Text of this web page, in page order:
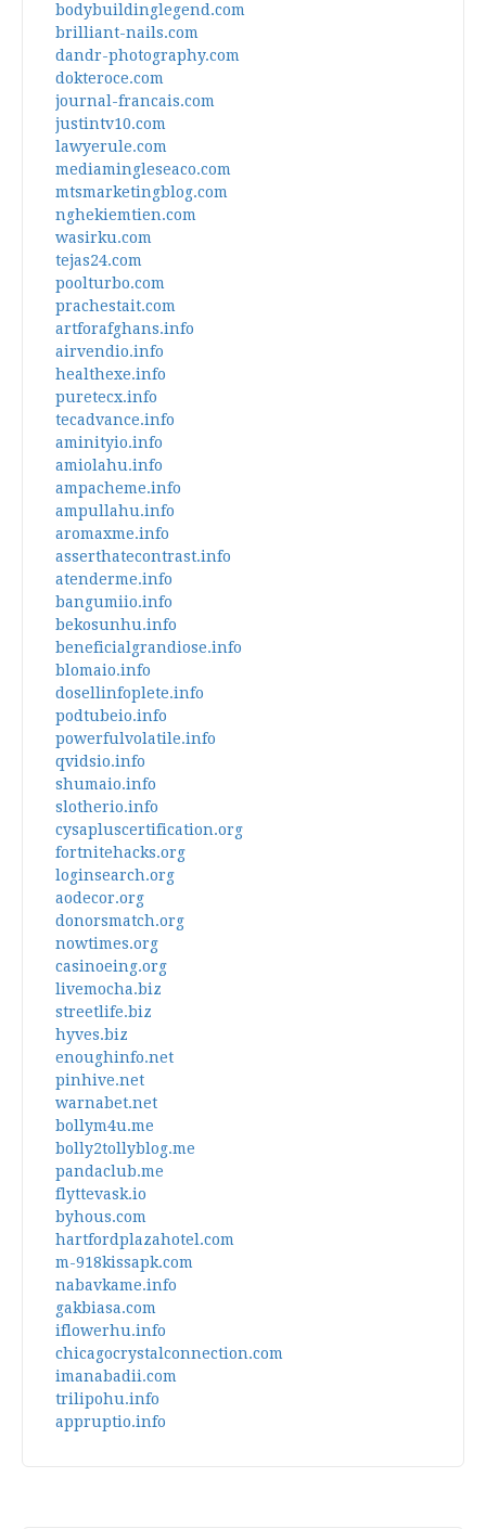
bodybuildinglegend.com
brilliant-nails.com
dandr-photography.com
dokteroce.com
journal-francais.com
justintv10.com
lawyerule.com
mediamingleseaco.com
mtsmarketingblog.com
nghekiemtien.com
wasirku.com
tejas24.com
poolturbo.com
prachestait.com
artforafghans.info
airvendio.info
healthexe.info
puretecx.info
tecadvance.info
aminityio.info
amiolahu.info
ampacheme.info
ampullahu.info
aromaxme.info
asserthatecontrast.info
atenderme.info
bangumiio.info
bekosunhu.info
beneficialgrandiose.info
blomaio.info
dosellinfoplete.info
podtubeio.info
powerfulvolatile.info
qvidsio.info
shumaio.info
slotherio.info
cysapluscertification.org
fortnitehacks.org
loginsearch.org
aodecor.org
donorsmatch.org
nowtimes.org
casinoeing.org
livemocha.biz
streetlife.biz
hyves.biz
enoughinfo.net
pinhive.net
warnabet.net
bollym4u.me
bolly2tollyblog.me
pandaclub.me
flyttevask.io
byhous.com
hartfordplazahotel.com
m-918kissapk.com
nabavkame.info
gakbiasa.com
iflowerhu.info
chicagocrystalconnection.com
imanabadii.com
trilipohu.info
appruptio.info